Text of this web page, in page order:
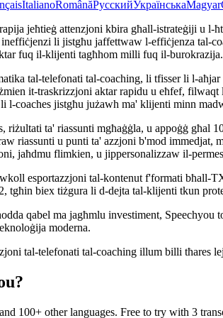
ItalianoRomânăРусскийУкраїнськаMagyar
jeħtieġ attenzjoni kbira għall-istrateġiji u
ineffiċjenzi li jistgħu jaffettwaw l-effiċjenza
fuq il-klijenti tagħhom milli fuq il-burokrazija.
tal-telefonati tal-coaching, li tfisser li l-
it-traskrizzjoni aktar rapidu u eħfef,
coaches jistgħu jużawh ma' klijenti minn
riżultati ta' riassunti mgħaġġla, u appoġġ
riassunti u punti ta' azzjoni b'mod
jaħdmu flimkien, u jippersonalizzaw il-
esportazzjoni tal-kontenut f'formati
tgħin biex tiżgura li d-dejta tal-klijenti tkun
qabel ma jagħmlu investiment,
moderna.
tal-telefonati tal-coaching illum billi
and 100+ other languages. Free to try with 3